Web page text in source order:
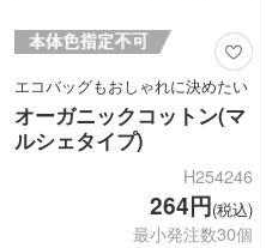
エコバッグもおしゃれに決めたい
オーガニックコットン(マ
ルシェタイプ)
H254246
264円(税込)
最小発注数30個